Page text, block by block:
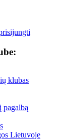
klubas
pagalbą
Lietuvoje